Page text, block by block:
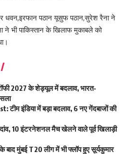
पठान यूसुफ पठान,सुरेश रैना ने
ने भी पाकिस्तान के खिलाफ मुकाबले को
2027 के शेड्यूल में बदलाव, भारत-
इंडिया में बड़ा बदलाव, 6 नए गेंदबाजों की
10 इंटरनेशनल मैच खेलने वाले पूर्व खिलाड़ी
मुंबई T20 लीग में भी फ्लॉप हुए सूर्यकुमार